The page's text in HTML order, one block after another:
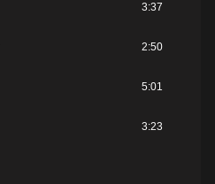
3:37
2:50
5:01
3:23